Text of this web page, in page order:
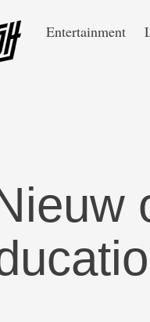
Entertainment